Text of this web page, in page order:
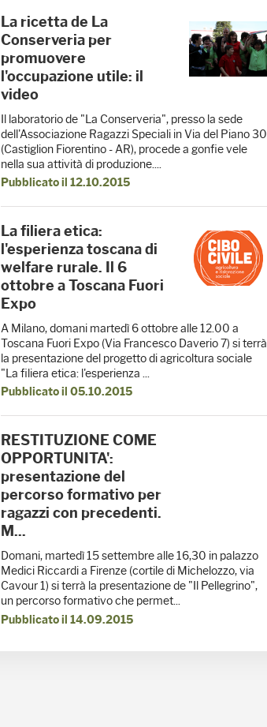
La ricetta de La
Conserveria per
promuovere
l'occupazione utile: il
video
Il laboratorio de "La Conserveria", presso la sede
dell'Associazione Ragazzi Speciali in Via del Piano 30
(Castiglion Fiorentino - AR), procede a gonfie vele
nella sua attività di produzione....
Pubblicato il 12.10.2015
La filiera etica:
l'esperienza toscana di
welfare rurale. Il 6
ottobre a Toscana Fuori
Expo
A Milano, domani martedì 6 ottobre alle 12.00 a
Toscana Fuori Expo (Via Francesco Daverio 7) si terrà
la presentazione del progetto di agricoltura sociale
"La filiera etica: l'esperienza ...
Pubblicato il 05.10.2015
RESTITUZIONE COME
OPPORTUNITA':
presentazione del
percorso formativo per
ragazzi con precedenti.
M...
Domani, martedì 15 settembre alle 16,30 in palazzo
Medici Riccardi a Firenze (cortile di Michelozzo, via
Cavour 1) si terrà la presentazione de "Il Pellegrino",
un percorso formativo che permet...
Pubblicato il 14.09.2015